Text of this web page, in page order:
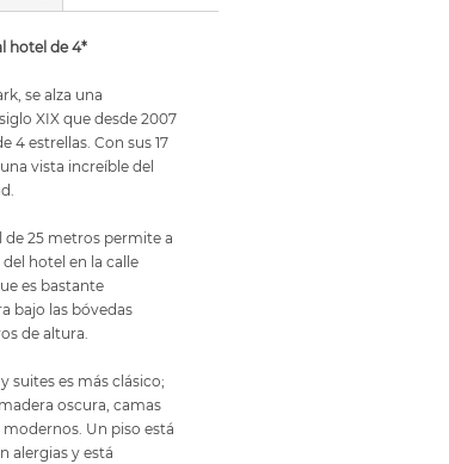
hotel de 4*
se alza una
XIX que desde 2007
4 estrellas. Con sus 17
vista increíble del
de 25 metros permite a
hotel en la calle
es bastante
bajo las bóvedas
de altura.
suites es más clásico;
oscura, camas
Un piso está
alergias y está